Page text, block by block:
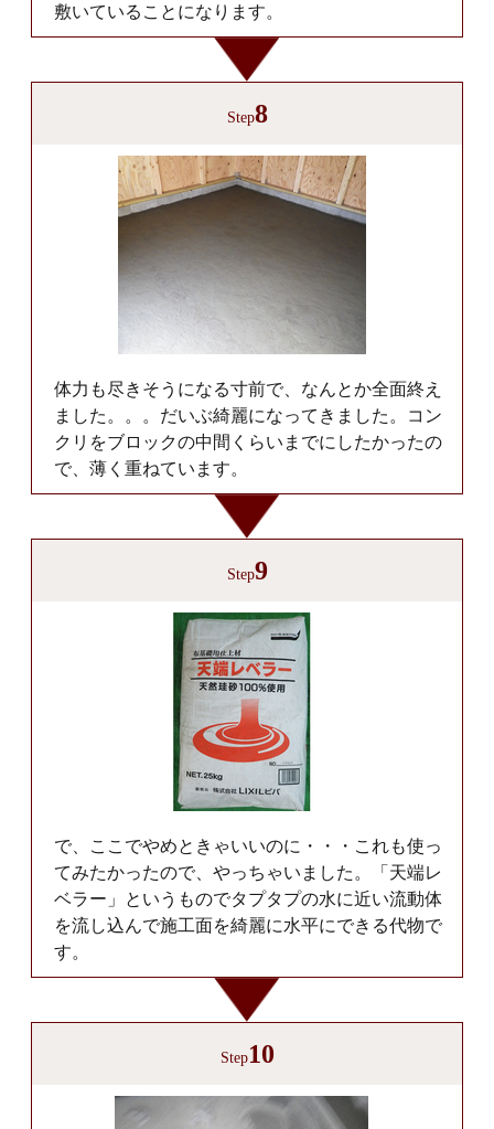
敷いていることになります。
Step8
体力も尽きそうになる寸前で、なんとか全面終え
ました。。。だいぶ綺麗になってきました。コン
クリをブロックの中間くらいまでにしたかったの
で、薄く重ねています。
Step9
で、ここでやめときゃいいのに・・・これも使っ
てみたかったので、やっちゃいました。「天端レ
ベラー」というものでタプタプの水に近い流動体
を流し込んで施工面を綺麗に水平にできる代物で
す。
Step10